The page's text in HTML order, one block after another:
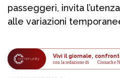
passeggeri, invita
alle variazioni
Vivi il giornale,
con la redazione di Cronache